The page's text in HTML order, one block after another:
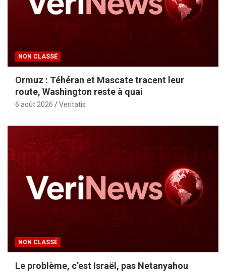
NON CLASSÉ
Ormuz : Téhéran et Mascate tracent leur
route, Washington reste à quai
6 août 2026 Veritatis
NON CLASSÉ
Le problème, c’est Israël, pas Netanyahou